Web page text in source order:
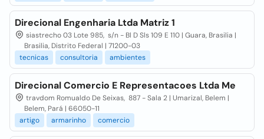
Direcional Engenharia Ltda Matriz 1
siastrecho 03 Lote 985, s/n - Bl D Sls 109 E 110 | Guara, Brasilia |
Brasilia, Distrito Federal | 71200-03
tecnicas
consultoria ambientes
Direcional Comercio E Representacoes Ltda Me
travdom Romualdo De Seixas, 887 - Sala 2 | Umarizal, Belem |
Belem, Pará | 66050-11
artigo
armarinho comercio